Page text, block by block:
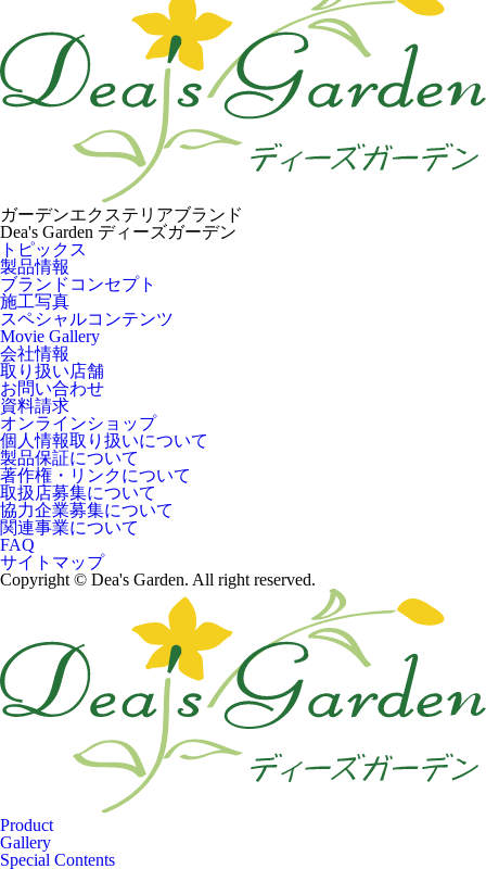
ガーデンエクステリアブランド
Dea's Garden ディーズガーデン
トピックス
製品情報
ブランドコンセプト
施工写真
スペシャルコンテンツ
Movie Gallery
会社情報
取り扱い店舗
お問い合わせ
資料請求
オンラインショップ
個人情報取り扱いについて
製品保証について
著作権・リンクについて
取扱店募集について
協力企業募集について
関連事業について
FAQ
サイトマップ
Copyright © Dea's Garden. All right reserved.
Product
Gallery
Special Contents